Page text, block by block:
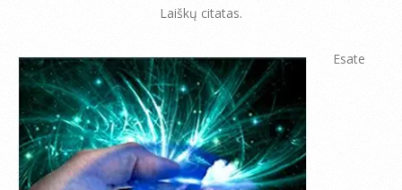
Laiškų citatas.
Esate